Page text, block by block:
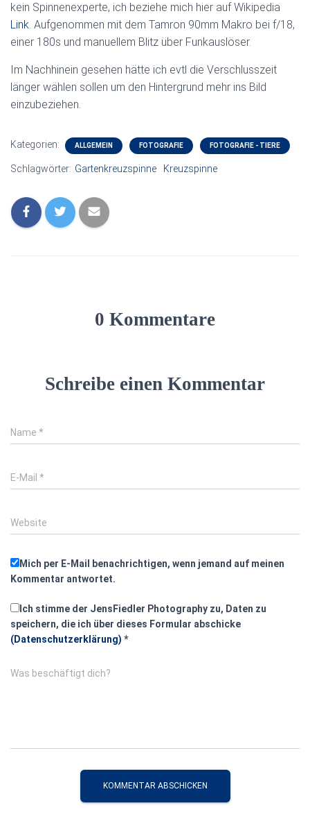
kein Spinnenexperte, ich beziehe mich hier auf Wikipedia
Link. Aufgenommen mit dem Tamron 90mm Makro bei f/18,
einer 180s und manuellem Blitz über Funkauslöser.
Im Nachhinein gesehen hätte ich evtl die Verschlusszeit
länger wählen sollen um den Hintergrund mehr ins Bild
einzubeziehen.
Kategorien: ALLGEMEIN FOTOGRAFIE FOTOGRAFIE - TIERE
Schlagwörter: Gartenkreuzspinne Kreuzspinne
0 Kommentare
Schreibe einen Kommentar
Name *
E-Mail *
Website
Mich per E-Mail benachrichtigen, wenn jemand auf meinen
Kommentar antwortet.
Ich stimme der JensFiedler Photography zu, Daten zu
speichern, die ich über dieses Formular abschicke
(Datenschutzerklärung) *
Was beschäftigt dich?